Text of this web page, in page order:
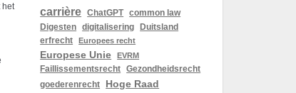
het
carrière ChatGPT common law
Digesten
digitalisering
Duitsland
erfrecht
Europees recht
Europese Unie
EVRM
Faillissementsrecht
Gezondheidsrecht
goederenrecht
Hoge Raad